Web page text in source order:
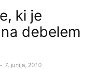
ki je
debelem
- 7. junija, 2010